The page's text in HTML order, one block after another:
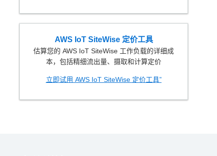
AWS IoT SiteWise 定价工具
估算您的 AWS IoT SiteWise 工作负载的详细成
本，包括精细流出量、摄取和计算定价
立即试用 AWS IoT SiteWise 定价工具”